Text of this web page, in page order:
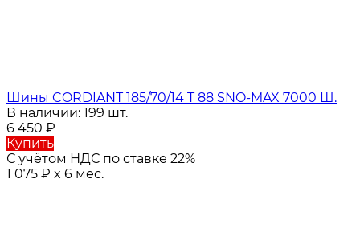
Шины CORDIANT 185/70/14 T 88 SNO-MAX 7000 Ш.
В наличии: 199 шт.
6 450 ₽
Купить
С учётом НДС по ставке 22%
1 075 ₽ x 6 мес.